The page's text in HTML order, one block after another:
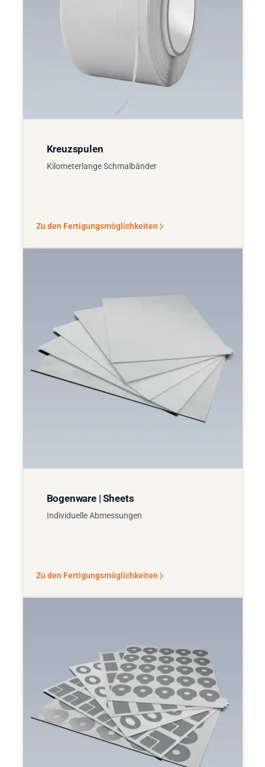
Kreuzspulen
Kilometerlange Schmalbänder
Zu den Fertigungsmöglichkeiten
Bogenware | Sheets
Individuelle Abmessungen
Zu den Fertigungsmöglichkeiten